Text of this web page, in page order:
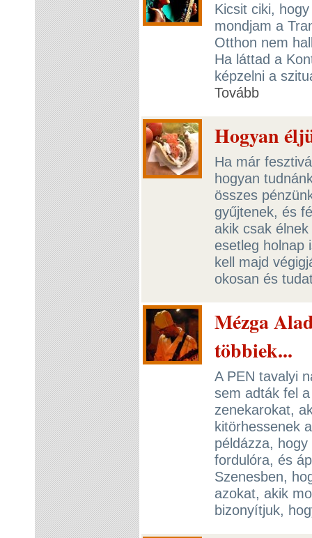
Kicsit ciki,
mondjam a
Otthon nem
Ha láttad a
képzelni a
Tovább
Hogyan
Ha már
hogyan
összes
gyűjtenek, és
akik csak
esetleg holnap
kell majd
okosan és
Mézga
többiek...
A PEN tavalyi
sem adták fel
zenekarokat,
kitörhessenek
példázza,
fordulóra, és
Szenesben,
azokat, akik
bizonyítjuk,